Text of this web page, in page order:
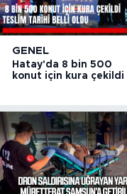
GENEL
Hatay'da 8 bin 500
konut için kura çekildi